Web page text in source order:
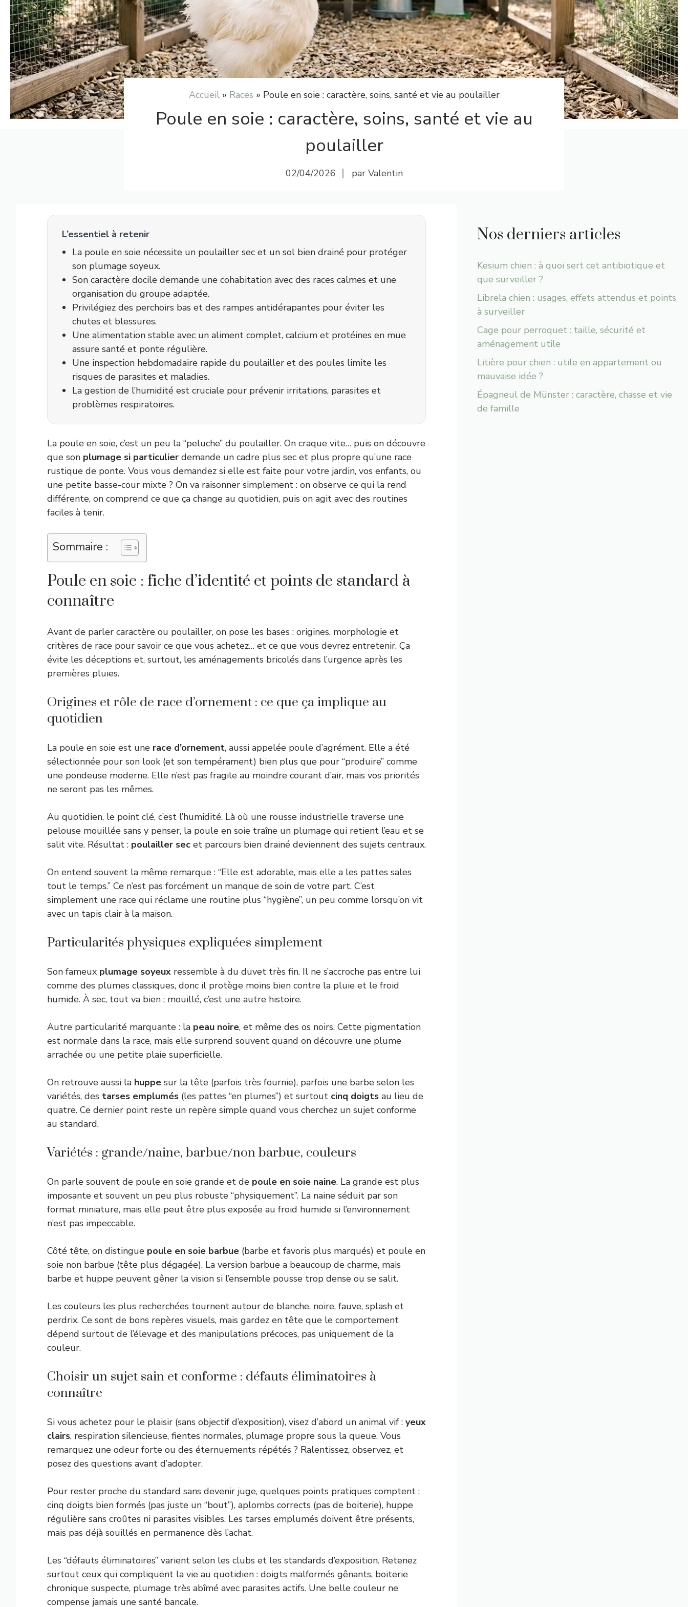
Accueil» Races » Poule en soie : caractère, soins, santé et vie au poulailler
Poule en soie : caractère, soins, santé et vie au
poulailler
02/04/2026 par Valentin
L’essentiel à retenir
La poule en soie nécessite un poulailler sec et un sol bien drainé pour protéger
son plumage soyeux.
Son caractère docile demande une cohabitation avec des races calmes et une
organisation du groupe adaptée.
Privilégiez des perchoirs bas et des rampes antidérapantes pour éviter les
chutes et blessures.
Une alimentation stable avec un aliment complet, calcium et protéines en mue
assure santé et ponte régulière.
Une inspection hebdomadaire rapide du poulailler et des poules limite les
risques de parasites et maladies.
La gestion de l’humidité est cruciale pour prévenir irritations, parasites et
problèmes respiratoires.
La poule en soie, c’est un peu la “peluche” du poulailler. On craque vite… puis on découvre
que son plumage si particulier demande un cadre plus sec et plus propre qu’une race
rustique de ponte. Vous vous demandez si elle est faite pour votre jardin, vos enfants, ou
une petite basse-cour mixte ? On va raisonner simplement : on observe ce qui la rend
différente, on comprend ce que ça change au quotidien, puis on agit avec des routines
faciles à tenir.
Sommaire :
Poule en soie : fiche d’identité et points de standard à
connaître
Avant de parler caractère ou poulailler, on pose les bases : origines, morphologie et
critères de race pour savoir ce que vous achetez… et ce que vous devrez entretenir. Ça
évite les déceptions et, surtout, les aménagements bricolés dans l’urgence après les
premières pluies.
Origines et rôle de race d’ornement : ce que ça implique au
quotidien
La poule en soie est une race d’ornement, aussi appelée poule d’agrément. Elle a été
sélectionnée pour son look (et son tempérament) bien plus que pour “produire” comme
une pondeuse moderne. Elle n’est pas fragile au moindre courant d’air, mais vos priorités
ne seront pas les mêmes.
Au quotidien, le point clé, c’est l’humidité. Là où une rousse industrielle traverse une
pelouse mouillée sans y penser, la poule en soie traîne un plumage qui retient l’eau et se
salit vite. Résultat : poulailler sec et parcours bien drainé deviennent des sujets centraux.
On entend souvent la même remarque : “Elle est adorable, mais elle a les pattes sales
tout le temps.” Ce n’est pas forcément un manque de soin de votre part. C’est
simplement une race qui réclame une routine plus “hygiène”, un peu comme lorsqu’on vit
avec un tapis clair à la maison.
Particularités physiques expliquées simplement
Son fameux plumage soyeux ressemble à du duvet très fin. Il ne s’accroche pas entre lui
comme des plumes classiques, donc il protège moins bien contre la pluie et le froid
humide. À sec, tout va bien ; mouillé, c’est une autre histoire.
Autre particularité marquante : la peau noire, et même des os noirs. Cette pigmentation
est normale dans la race, mais elle surprend souvent quand on découvre une plume
arrachée ou une petite plaie superficielle.
On retrouve aussi la huppe sur la tête (parfois très fournie), parfois une barbe selon les
variétés, des tarses emplumés (les pattes “en plumes”) et surtout cinq doigts au lieu de
quatre. Ce dernier point reste un repère simple quand vous cherchez un sujet conforme
au standard.
Variétés : grande/naine, barbue/non barbue, couleurs
On parle souvent de poule en soie grande et de poule en soie naine. La grande est plus
imposante et souvent un peu plus robuste “physiquement”. La naine séduit par son
format miniature, mais elle peut être plus exposée au froid humide si l’environnement
n’est pas impeccable.
Côté tête, on distingue poule en soie barbue (barbe et favoris plus marqués) et poule en
soie non barbue (tête plus dégagée). La version barbue a beaucoup de charme, mais
barbe et huppe peuvent gêner la vision si l’ensemble pousse trop dense ou se salit.
Les couleurs les plus recherchées tournent autour de blanche, noire, fauve, splash et
perdrix. Ce sont de bons repères visuels, mais gardez en tête que le comportement
dépend surtout de l’élevage et des manipulations précoces, pas uniquement de la
couleur.
Choisir un sujet sain et conforme : défauts éliminatoires à
connaître
Si vous achetez pour le plaisir (sans objectif d’exposition), visez d’abord un animal vif : yeux
clairs, respiration silencieuse, fientes normales, plumage propre sous la queue. Vous
remarquez une odeur forte ou des éternuements répétés ? Ralentissez, observez, et
posez des questions avant d’adopter.
Pour rester proche du standard sans devenir juge, quelques points pratiques comptent :
cinq doigts bien formés (pas juste un “bout”), aplombs corrects (pas de boiterie), huppe
régulière sans croûtes ni parasites visibles. Les tarses emplumés doivent être présents,
mais pas déjà souillés en permanence dès l’achat.
Les “défauts éliminatoires” varient selon les clubs et les standards d’exposition. Retenez
surtout ceux qui compliquent la vie au quotidien : doigts malformés gênants, boiterie
chronique suspecte, plumage très abîmé avec parasites actifs. Une belle couleur ne
compense jamais une santé bancale.
Nos derniers articles
Kesium chien : à quoi sert cet antibiotique et
que surveiller ?
Librela chien : usages, effets attendus et points
à surveiller
Cage pour perroquet : taille, sécurité et
aménagement utile
Litière pour chien : utile en appartement ou
mauvaise idée ?
Épagneul de Münster : caractère, chasse et vie
de famille